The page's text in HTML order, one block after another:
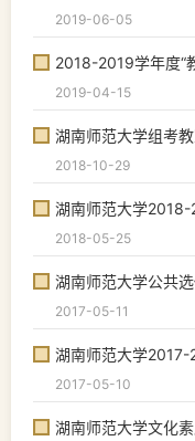
2019-06-05
2018-2019学年度“
2019-04-15
湖南师范大学组考
2018-10-29
湖南师范大学
2018-05-25
湖南师范大学公共
2017-05-11
湖南师范大学2017-
2017-05-10